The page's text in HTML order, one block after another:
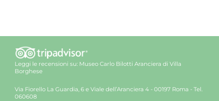
Leggi le recensioni su: Museo Carlo Bilotti Aranciera di Villa
Borghese
Via Fiorello La Guardia, 6 e Viale dell’Aranciera 4 - 00197 Roma - Tel.
060608